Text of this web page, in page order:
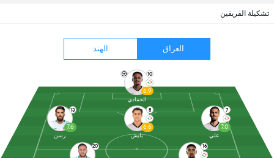
تشكيلة الفريقين
العراق الهند
20 16
13
7.6
رسن
8
6.6
بايش
7
7.0
علي
10
6.9
الحمادي